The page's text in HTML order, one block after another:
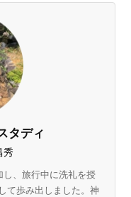
タディ
秀
し、旅行中に洗礼を授
て歩み出しました。神